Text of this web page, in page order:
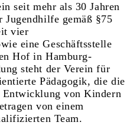
seit mehr als 30 Jahren
Jugendhilfe gemäß §75
vier
eine Geschäftsstelle
Hof in Hamburg-
steht der Verein für
Pädagogik, die die
Entwicklung von Kindern
von einem
Team.